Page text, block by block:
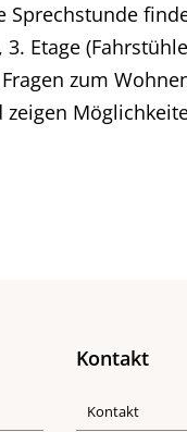
Etage
zum
Kontakt
Kontakt